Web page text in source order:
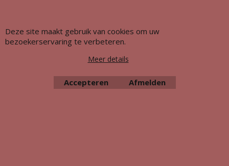
Webwinkel gemaakt met ShopFactory webwinkel software.
Deze site maakt gebruik van cookies om uw
bezoekerservaring te verbeteren.
Meer details
Accepteren Afmelden